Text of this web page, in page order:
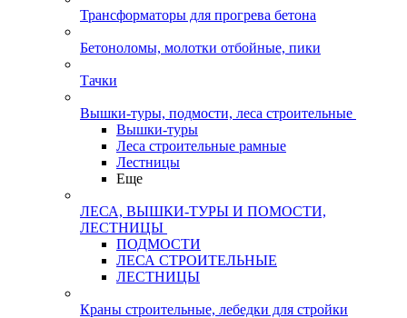
Трансформаторы для прогрева бетона
Бетоноломы, молотки отбойные, пики
Тачки
Вышки-туры, подмости, леса строительные
Вышки-туры
Леса строительные рамные
Лестницы
Еще
ЛЕСА, ВЫШКИ-ТУРЫ И ПОМОСТИ,
ЛЕСТНИЦЫ
ПОДМОСТИ
ЛЕСА СТРОИТЕЛЬНЫЕ
ЛЕСТНИЦЫ
Краны строительные, лебедки для стройки